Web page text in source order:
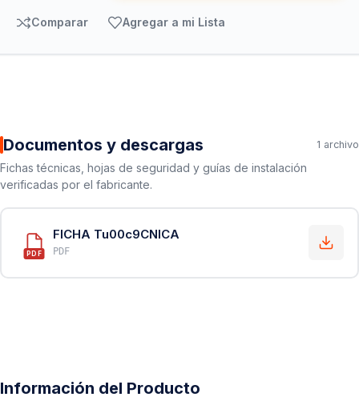
Comparar Agregar a mi Lista
Documentos y descargas 1 archivo
Fichas técnicas, hojas de seguridad y guías de instalación
verificadas por el fabricante.
PDF
FICHA Tu00c9CNICA
PDF
Información del Producto